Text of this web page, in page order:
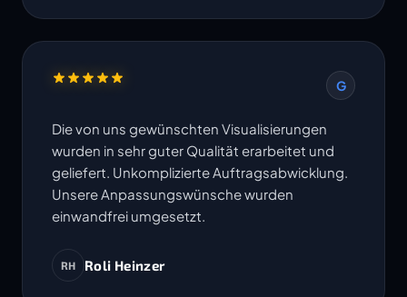
G
Die von uns gewünschten Visualisierungen
wurden in sehr guter Qualität erarbeitet und
geliefert. Unkomplizierte Auftragsabwicklung.
Unsere Anpassungswünsche wurden
einwandfrei umgesetzt.
RH Roli Heinzer